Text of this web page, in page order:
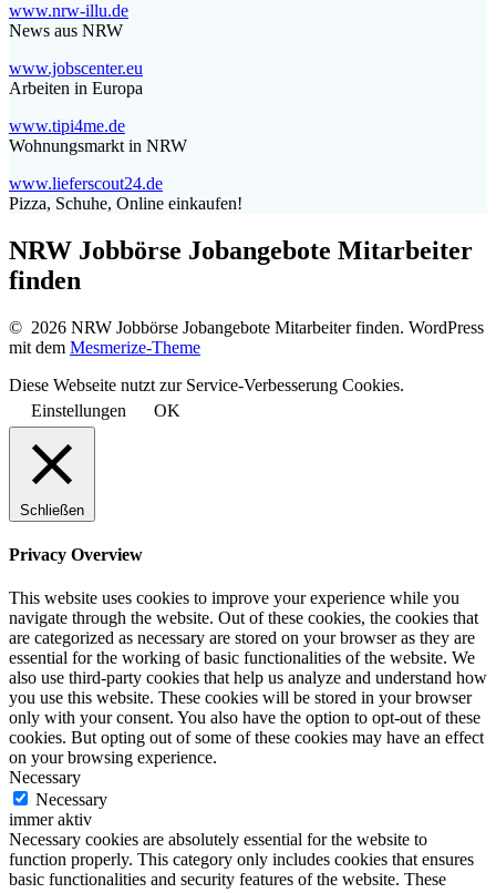
www.nrw-illu.de
News aus NRW
www.jobscenter.eu
Arbeiten in Europa
www.tipi4me.de
Wohnungsmarkt in NRW
www.lieferscout24.de
Pizza, Schuhe, Online einkaufen!
NRW Jobbörse Jobangebote Mitarbeiter
finden
© 2026 NRW Jobbörse Jobangebote Mitarbeiter finden. WordPress
mit dem Mesmerize-Theme
Diese Webseite nutzt zur Service-Verbesserung Cookies.
Einstellungen
OK
Schließen
Privacy Overview
This website uses cookies to improve your experience while you
navigate through the website. Out of these cookies, the cookies that
are categorized as necessary are stored on your browser as they are
essential for the working of basic functionalities of the website. We
also use third-party cookies that help us analyze and understand how
you use this website. These cookies will be stored in your browser
only with your consent. You also have the option to opt-out of these
cookies. But opting out of some of these cookies may have an effect
on your browsing experience.
Necessary
Necessary
immer aktiv
Necessary cookies are absolutely essential for the website to
function properly. This category only includes cookies that ensures
basic functionalities and security features of the website. These